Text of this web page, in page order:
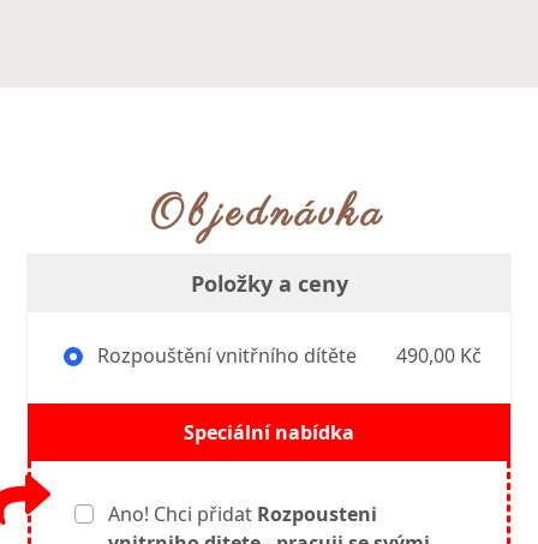
Objednávka
Položky a ceny
Rozpouštění vnitřního dítěte 490,00 Kč
Speciální nabídka
Ano! Chci přidat Rozpousteni